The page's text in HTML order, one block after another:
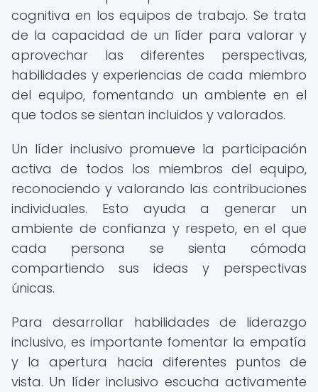
cognitiva en los equipos de trabajo. Se trata
de la capacidad de un líder para valorar y
aprovechar las diferentes perspectivas,
habilidades y experiencias de cada miembro
del equipo, fomentando un ambiente en el
que todos se sientan incluidos y valorados.
Un líder inclusivo promueve la participación
activa de todos los miembros del equipo,
reconociendo y valorando las contribuciones
individuales. Esto ayuda a generar un
ambiente de confianza y respeto, en el que
cada persona se sienta cómoda
compartiendo sus ideas y perspectivas
únicas.
Para desarrollar habilidades de liderazgo
inclusivo, es importante fomentar la empatía
y la apertura hacia diferentes puntos de
vista. Un líder inclusivo escucha activamente